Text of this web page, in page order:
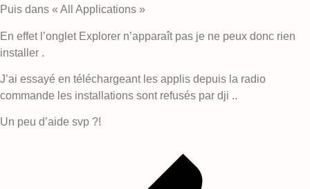
Puis dans « All Applications »
En effet l’onglet Explorer n’apparaît pas je ne peux donc rien
installer .
J’ai essayé en téléchargeant les applis depuis la radio
commande les installations sont refusés par dji ..
Un peu d’aide svp ?!